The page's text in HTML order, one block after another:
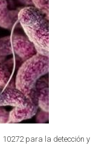
10272 para la detección y